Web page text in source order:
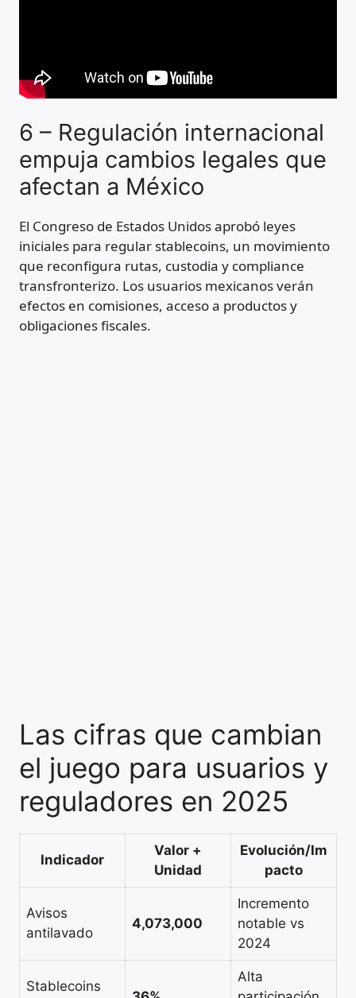
6 – Regulación internacional
empuja cambios legales que
afectan a México
El Congreso de Estados Unidos aprobó leyes
iniciales para regular stablecoins, un movimiento
que reconfigura rutas, custodia y compliance
transfronterizo. Los usuarios mexicanos verán
efectos en comisiones, acceso a productos y
obligaciones fiscales.
Las cifras que cambian
el juego para usuarios y
reguladores en 2025
Indicador
Valor +
Unidad
Evolución/Im
pacto
Avisos
antilavado
4,073,000
Incremento
notable vs
2024
Stablecoins
Alta